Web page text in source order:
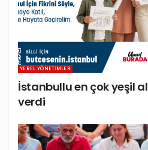
YEREL YÖNETIMLER
İstanbullu en çok yeşil
verdi